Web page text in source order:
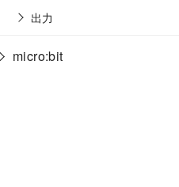
出力
micro:bit